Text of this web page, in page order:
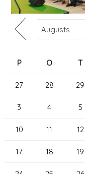
P O T
27 28 29
3 4 5
10 11 12
17 18 19